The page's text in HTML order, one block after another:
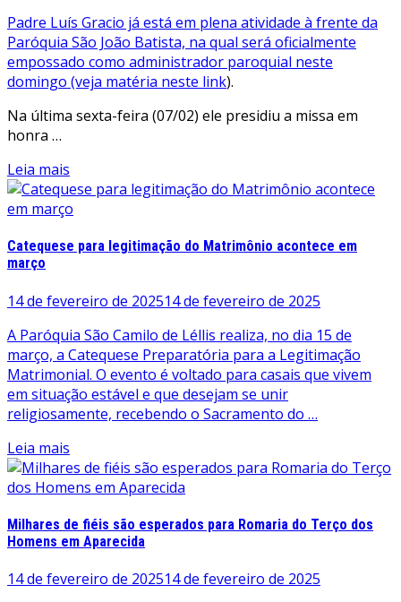
Padre Luís Gracio já está em plena atividade à frente da
Paróquia São João Batista, na qual será oficialmente
empossado como administrador paroquial neste
domingo (veja matéria neste link).
Na última sexta-feira (07/02) ele presidiu a missa em
honra …
Leia mais
Catequese para legitimação do Matrimônio acontece em
março
14 de fevereiro de 202514 de fevereiro de 2025
A Paróquia São Camilo de Léllis realiza, no dia 15 de
março, a Catequese Preparatória para a Legitimação
Matrimonial. O evento é voltado para casais que vivem
em situação estável e que desejam se unir
religiosamente, recebendo o Sacramento do …
Leia mais
Milhares de fiéis são esperados para Romaria do Terço dos
Homens em Aparecida
14 de fevereiro de 202514 de fevereiro de 2025